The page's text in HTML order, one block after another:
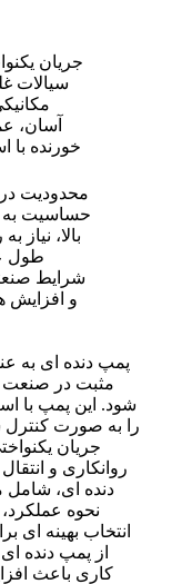
جریان
سیالات
آسان،
خورنده با
محدودیت
حساسیت به
بالا،
طول
شرایط
و افزایش
پمپ دنده ای به
مثبت در صنعت
شود. این پمپ با
را به صورت کنترل
جریان
روانکاری و
دنده ای، شامل
نحوه
انتخاب بهینه‌ ای
از پمپ دنده
کاری باعث